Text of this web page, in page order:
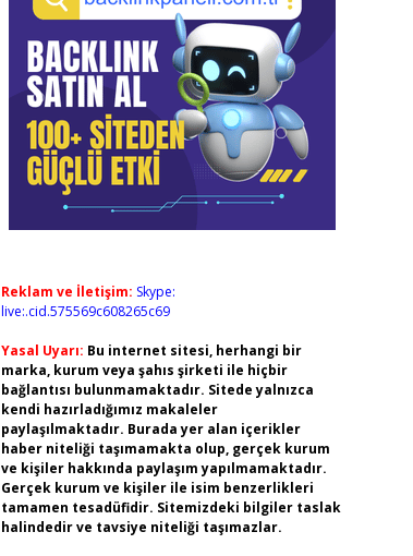
Reklam ve İletişim: Skype:
live:.cid.575569c608265c69
Yasal Uyarı: Bu internet sitesi, herhangi bir
marka, kurum veya şahıs şirketi ile hiçbir
bağlantısı bulunmamaktadır. Sitede yalnızca
kendi hazırladığımız makaleler
paylaşılmaktadır. Burada yer alan içerikler
haber niteliği taşımamakta olup, gerçek kurum
ve kişiler hakkında paylaşım yapılmamaktadır.
Gerçek kurum ve kişiler ile isim benzerlikleri
tamamen tesadüfidir. Sitemizdeki bilgiler taslak
halindedir ve tavsiye niteliği taşımazlar.